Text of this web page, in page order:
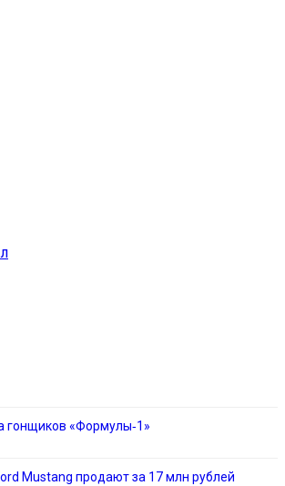
гонщиков «Формулы‑1»
Mustang продают за 17 млн рублей